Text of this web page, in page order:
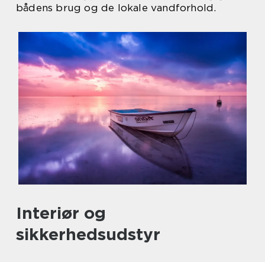
bådens brug og de lokale vandforhold.
Interiør og
sikkerhedsudstyr